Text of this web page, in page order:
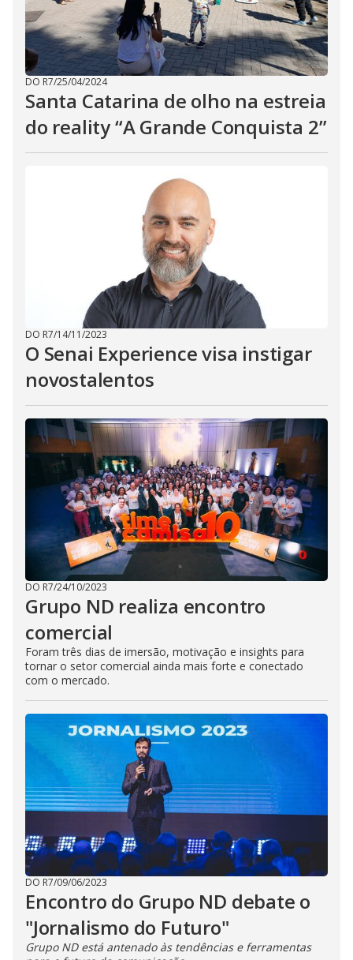
DO R7/25/04/2024
Santa Catarina de olho na estreia
do reality “A Grande Conquista 2”
DO R7/14/11/2023
O Senai Experience visa instigar
novostalentos
DO R7/24/10/2023
Grupo ND realiza encontro
comercial
Foram três dias de imersão, motivação e insights para
tornar o setor comercial ainda mais forte e conectado
com o mercado.
DO R7/09/06/2023
Encontro do Grupo ND debate o
"Jornalismo do Futuro"
Grupo ND está antenado às tendências e ferramentas